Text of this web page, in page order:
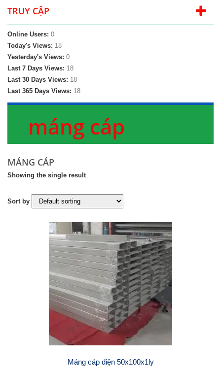
TRUY CẬP
Online Users: 0
Today's Views: 18
Yesterday's Views: 0
Last 7 Days Views: 18
Last 30 Days Views: 18
Last 365 Days Views: 18
máng cáp
MÁNG CÁP
Showing the single result
Sort by
Máng cáp điện 50x100x1ly